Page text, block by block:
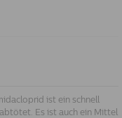
ist ein schnell
Es ist auch ein Mittel